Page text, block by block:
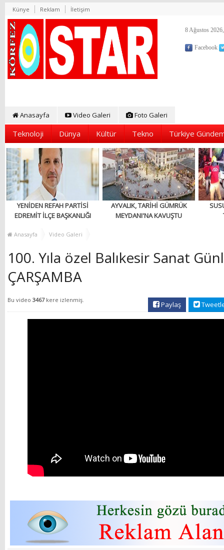
Künye Reklam İletişim
8 Ağustos
Facebook
Anasayfa Video Galeri Foto Galeri
Teknoloji Dünya Kültür Tekno Türkiye
YENİDEN REFAH PARTİSİ
EDREMİT İLÇE BAŞKANLIĞI
AÇILIYOR!
AYVALIK, TARİHİ GÜMRÜK
MEYDANI'NA KAVUŞTU
Anasayfa Video Galeri
100. Yıla özel Balıkesir Sanat
ÇARŞAMBA
Bu video 3467kere izlenmiş.
Paylaş